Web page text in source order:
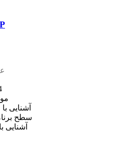
آشنایی
سطح
آشنایی